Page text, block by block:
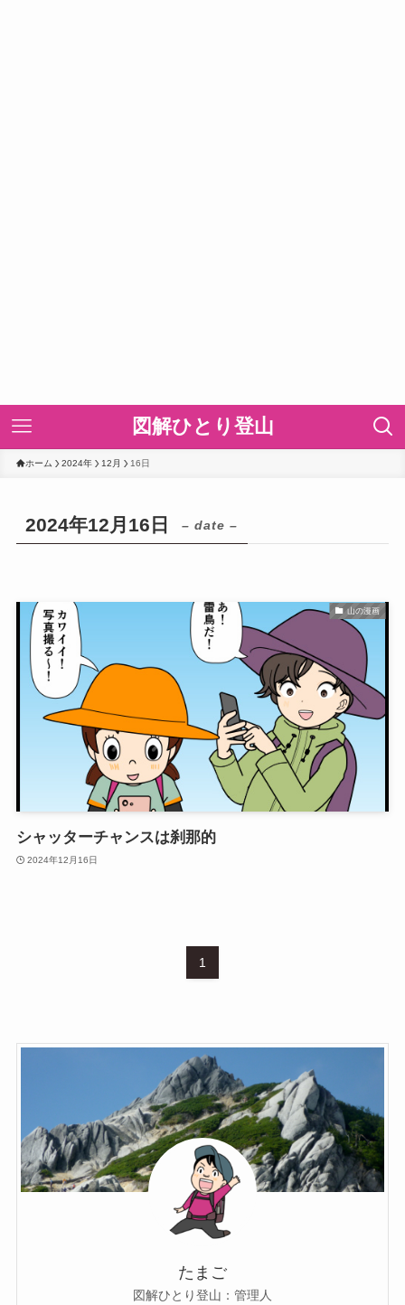
図解ひとり登山
ホーム 2024年 12月 16日
2024年12月16日 – date –
山の漫画
シャッターチャンスは刹那的
2024年12月16日
1
たまご
図解ひとり登山：管理人